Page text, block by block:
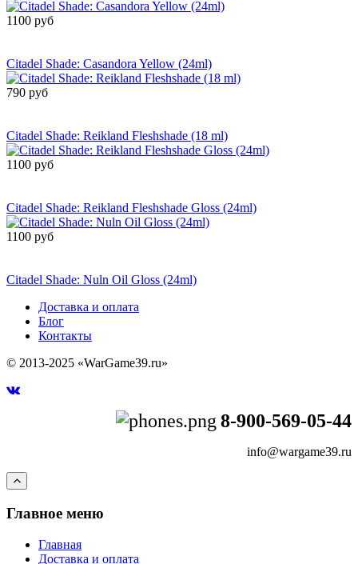
1100 руб
Citadel Shade: Casandora Yellow (24ml)
790 руб
Citadel Shade: Reikland Fleshshade (18 ml)
1100 руб
Citadel Shade: Reikland Fleshshade Gloss (24ml)
1100 руб
Citadel Shade: Nuln Oil Gloss (24ml)
Доставка и оплата
Блог
Контакты
© 2013-2025 «WarGame39.ru»
8-900-569-05-44
info@wargame39.ru
Главное меню
Главная
Доставка и оплата